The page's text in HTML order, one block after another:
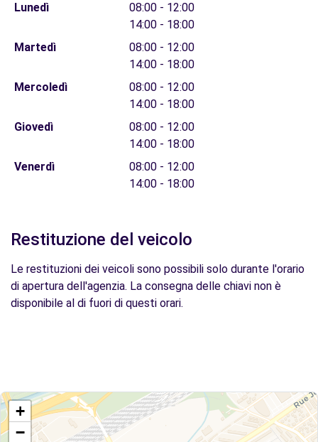
Lunedì
08:00 - 12:00
14:00 - 18:00
Martedì
08:00 - 12:00
14:00 - 18:00
Mercoledì
08:00 - 12:00
14:00 - 18:00
Giovedì
08:00 - 12:00
14:00 - 18:00
Venerdì
08:00 - 12:00
14:00 - 18:00
Restituzione del veicolo
Le restituzioni dei veicoli sono possibili solo durante l'orario
di apertura dell'agenzia. La consegna delle chiavi non è
disponibile al di fuori di questi orari.
+
−